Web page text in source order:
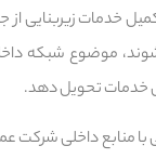
خدمات زیربنایی از
موضوع شبکه
خدمات تحویل دهد.
منابع داخلی شرکت